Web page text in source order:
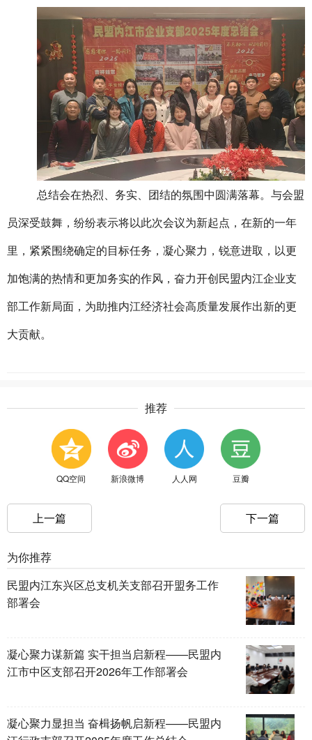
总结会在热烈、务实、团结的氛围中圆满落幕。与会盟
员深受鼓舞，纷纷表示将以此次会议为新起点，在新的一年
里，紧紧围绕确定的目标任务，凝心聚力，锐意进取，以更
加饱满的热情和更加务实的作风，奋力开创民盟内江企业支
部工作新局面，为助推内江经济社会高质量发展作出新的更
大贡献。
推荐
QQ空间 新浪微博 人人网 豆瓣
上一篇 下一篇
为你推荐
民盟内江东兴区总支机关支部召开盟务工作
部署会
凝心聚力谋新篇 实干担当启新程——民盟内
江市中区支部召开2026年工作部署会
凝心聚力显担当 奋楫扬帆启新程——民盟内